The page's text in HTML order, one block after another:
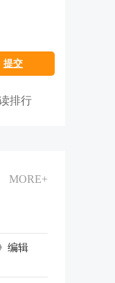
排行
MORE+
编辑